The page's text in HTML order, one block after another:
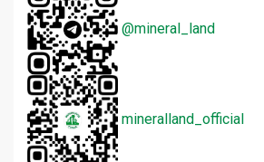
@mineral_land
mineralland_official